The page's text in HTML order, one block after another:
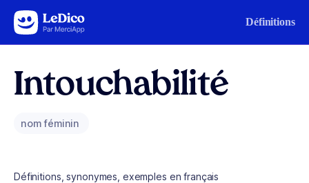
Aller au contenu Définitions
Intouchabilité
nom féminin
Définitions, synonymes, exemples en français